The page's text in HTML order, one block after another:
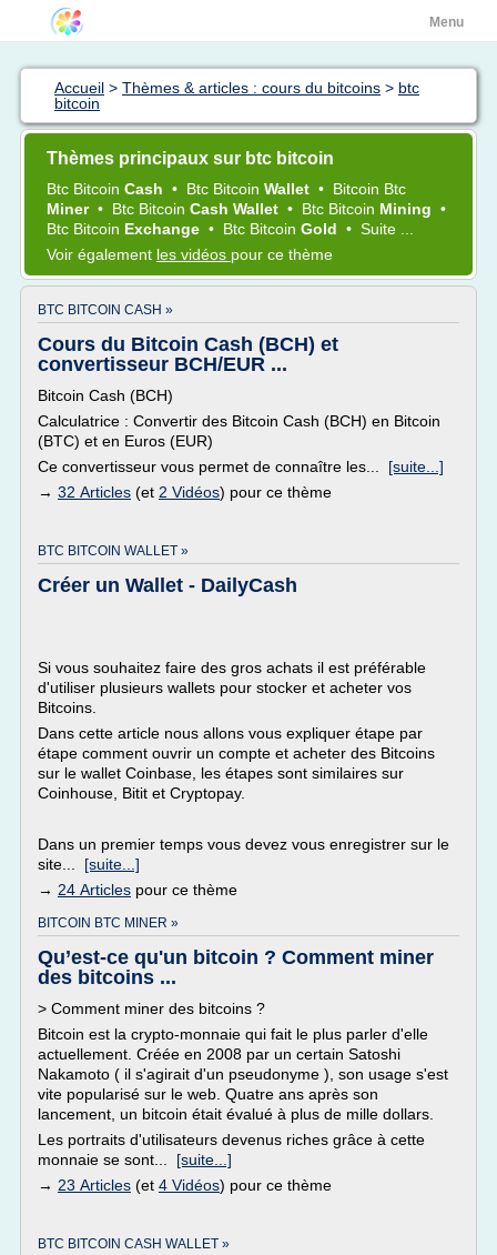
Menu
Accueil > Thèmes & articles : cours du bitcoins > btc
bitcoin
Thèmes principaux sur btc bitcoin
Btc Bitcoin Cash • Btc Bitcoin Wallet • Bitcoin Btc
Miner • Btc Bitcoin Cash Wallet • Btc Bitcoin Mining •
Btc Bitcoin Exchange • Btc Bitcoin Gold • Suite ...
Voir également les vidéos pour ce thème
BTC BITCOIN CASH »
Cours du Bitcoin Cash (BCH) et
convertisseur BCH/EUR ...
Bitcoin Cash (BCH)
Calculatrice : Convertir des Bitcoin Cash (BCH) en Bitcoin
(BTC) et en Euros (EUR)
Ce convertisseur vous permet de connaître les... [suite...]
→ 32 Articles (et 2 Vidéos) pour ce thème
BTC BITCOIN WALLET »
Créer un Wallet - DailyCash
Si vous souhaitez faire des gros achats il est préférable
d'utiliser plusieurs wallets pour stocker et acheter vos
Bitcoins.
Dans cette article nous allons vous expliquer étape par
étape comment ouvrir un compte et acheter des Bitcoins
sur le wallet Coinbase, les étapes sont similaires sur
Coinhouse, Bitit et Cryptopay.
Dans un premier temps vous devez vous enregistrer sur le
site... [suite...]
→ 24 Articles pour ce thème
BITCOIN BTC MINER »
Qu’est-ce qu'un bitcoin ? Comment miner
des bitcoins ...
> Comment miner des bitcoins ?
Bitcoin est la crypto-monnaie qui fait le plus parler d'elle
actuellement. Créée en 2008 par un certain Satoshi
Nakamoto ( il s'agirait d'un pseudonyme ), son usage s'est
vite popularisé sur le web. Quatre ans après son
lancement, un bitcoin était évalué à plus de mille dollars.
Les portraits d'utilisateurs devenus riches grâce à cette
monnaie se sont... [suite...]
→ 23 Articles (et 4 Vidéos) pour ce thème
BTC BITCOIN CASH WALLET »